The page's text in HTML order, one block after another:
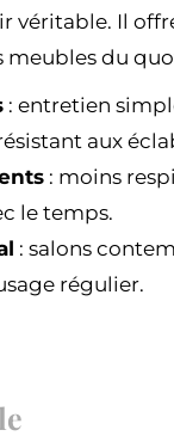
véritable. Il
meubles du
: entretien
aux
: moins
le temps.
: salons
régulier.